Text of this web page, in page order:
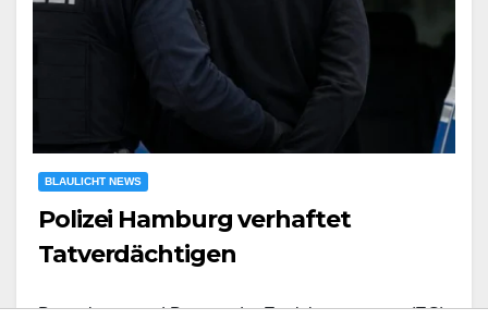
BLAULICHT NEWS
Polizei Hamburg verhaftet
Tatverdächtigen
Beamtinnen und Beamte der Ermittlungsgruppe (EG)